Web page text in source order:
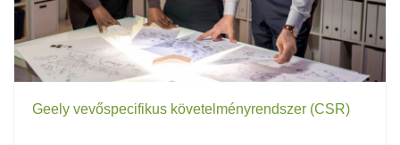
Geely vevőspecifikus követelményrendszer (CSR)